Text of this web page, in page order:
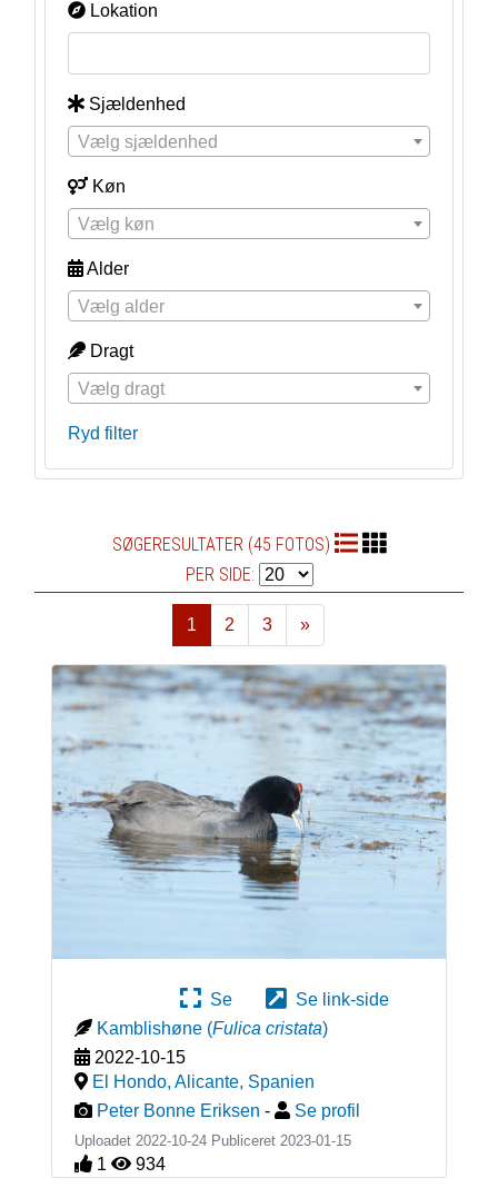
Lokation
Sjældenhed
Vælg sjældenhed
Køn
Vælg køn
Alder
Vælg alder
Dragt
Vælg dragt
Ryd filter
SØGERESULTATER (45 FOTOS)
PER SIDE:
1 2 3
»
Næste
Se
Se link-side
Kamblishøne (Fulica cristata)
2022-10-15
El Hondo, Alicante, Spanien
Peter Bonne Eriksen - Se profil
Uploadet 2022-10-24 Publiceret 2023-01-15
1 934